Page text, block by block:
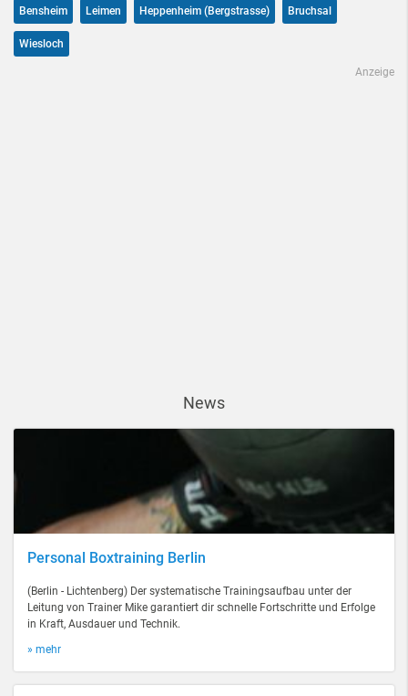
Bensheim Leimen Heppenheim (Bergstrasse) Bruchsal
Wiesloch
Anzeige
News
Personal Boxtraining Berlin
(Berlin - Lichtenberg) Der systematische Trainingsaufbau unter der
Leitung von Trainer Mike garantiert dir schnelle Fortschritte und Erfolge
in Kraft, Ausdauer und Technik.
» mehr